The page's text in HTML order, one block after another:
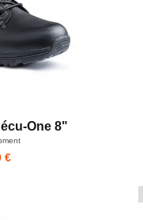
One 8"
€